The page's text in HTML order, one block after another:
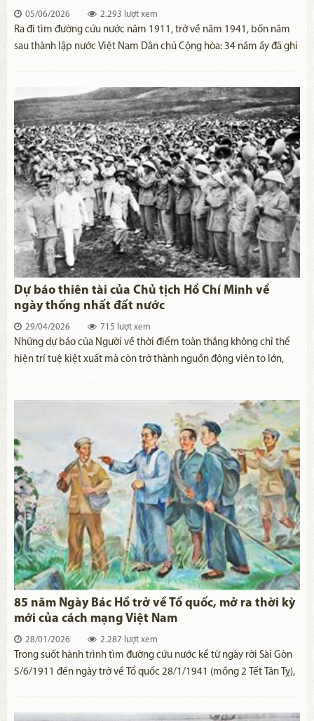
05/06/2026 2.293 lượt xem
Ra đi tìm đường cứu nước năm 1911, trở về năm 1941, bốn năm
sau thành lập nước Việt Nam Dân chủ Cộng hòa: 34 năm ấy đã ghi
Quốc, thành lãnh tụ Nguyễn Ái Quốc và thành Chủ tịch Hồ Chí
Minh.
Dự báo thiên tài của Chủ tịch Hồ Chí Minh về
ngày thống nhất đất nước
29/04/2026 715 lượt xem
Những dự báo của Người về thời điểm toàn thắng không chỉ thể
hiện trí tuệ kiệt xuất mà còn trở thành nguồn động viên to lớn,
85 năm Ngày Bác Hồ trở về Tổ quốc, mở ra thời kỳ
mới của cách mạng Việt Nam
28/01/2026 2.287 lượt xem
Trong suốt hành trình tìm đường cứu nước kể từ ngày rời Sài Gòn
5/6/1911 đến ngày trở về Tổ quốc 28/1/1941 (mồng 2 Tết Tân Tỵ),